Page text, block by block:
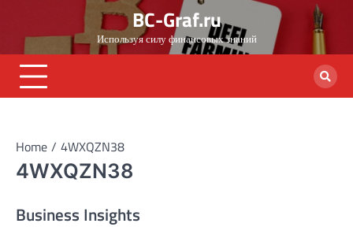
content
BC-Graf.ru
Используя силу финансовых знаний
Home 4WXQZN38
4WXQZN38
Business Insights